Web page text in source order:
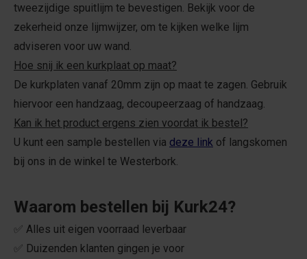
tweezijdige spuitlijm te bevestigen. Bekijk voor de
zekerheid onze lijmwijzer, om te kijken welke lijm
adviseren voor uw wand.
Hoe snij ik een kurkplaat op maat?
De kurkplaten vanaf 20mm zijn op maat te zagen. Gebruik
hiervoor een handzaag, decoupeerzaag of handzaag.
Kan ik het product ergens zien voordat ik bestel?
U kunt een sample bestellen via deze link of langskomen
bij ons in de winkel te Westerbork.
Waarom bestellen bij Kurk24?
✅ Alles uit eigen voorraad leverbaar
✅ Duizenden klanten gingen je voor